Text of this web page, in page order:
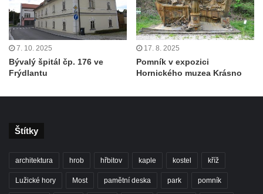
7. 10. 2025
Bývalý špitál čp. 176 ve
Frýdlantu
17. 8. 2025
Pomník v expozici
Hornického muzea Krásno
Štítky
architektura hrob hřbitov kaple kostel kříž
Lužické hory Most pamětní deska park pomník